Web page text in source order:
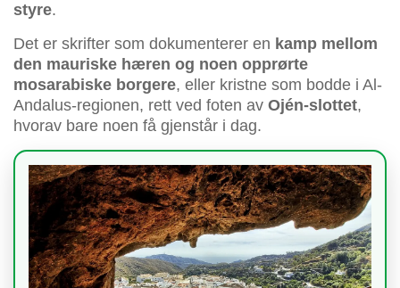
styre.
Det er skrifter som dokumenterer en kamp mellom
den mauriske hæren og noen opprørte
mosarabiske borgere, eller kristne som bodde i Al-
Andalus-regionen, rett ved foten av Ojén-slottet,
hvorav bare noen få gjenstår i dag.